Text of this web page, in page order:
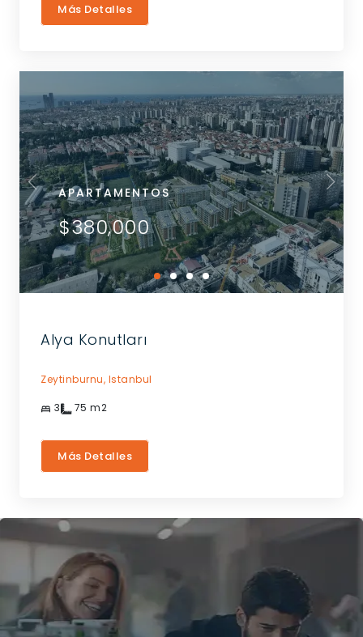
Más Detalles
APARTAMENTOS
$380,000
Alya Konutları
Zeytinburnu, Istanbul
3 75 m2
Más Detalles